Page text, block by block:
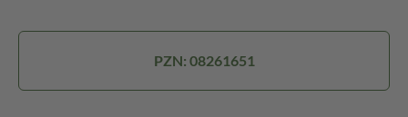
PZN: 08261651